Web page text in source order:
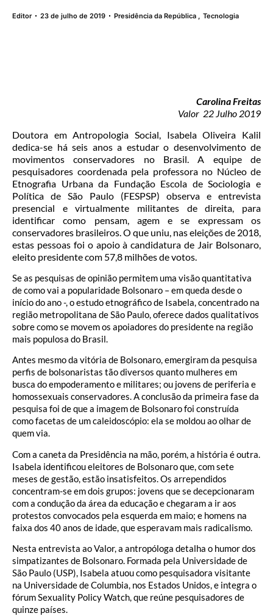
Editor 23 de julho de 2019 Presidência da República ,Tecnologia
Carolina Freitas
Valor 22 Julho 2019
Doutora em Antropologia Social, Isabela Oliveira Kalil
dedica-se há seis anos a estudar o desenvolvimento de
movimentos conservadores no Brasil. A equipe de
pesquisadores coordenada pela professora no Núcleo de
Etnografia Urbana da Fundação Escola de Sociologia e
Política de São Paulo (FESPSP) observa e entrevista
presencial e virtualmente militantes de direita, para
identificar como pensam, agem e se expressam os
conservadores brasileiros. O que uniu, nas eleições de 2018,
estas pessoas foi o apoio à candidatura de Jair Bolsonaro,
eleito presidente com 57,8 milhões de votos.
Se as pesquisas de opinião permitem uma visão quantitativa
de como vai a popularidade Bolsonaro – em queda desde o
início do ano -, o estudo etnográfico de Isabela, concentrado na
região metropolitana de São Paulo, oferece dados qualitativos
sobre como se movem os apoiadores do presidente na região
mais populosa do Brasil.
Antes mesmo da vitória de Bolsonaro, emergiram da pesquisa
perfis de bolsonaristas tão diversos quanto mulheres em
busca do empoderamento e militares; ou jovens de periferia e
homossexuais conservadores. A conclusão da primeira fase da
pesquisa foi de que a imagem de Bolsonaro foi construída
como facetas de um caleidoscópio: ela se moldou ao olhar de
quem via.
Com a caneta da Presidência na mão, porém, a história é outra.
Isabela identificou eleitores de Bolsonaro que, com sete
meses de gestão, estão insatisfeitos. Os arrependidos
concentram-se em dois grupos: jovens que se decepcionaram
com a condução da área da educação e chegaram a ir aos
protestos convocados pela esquerda em maio; e homens na
faixa dos 40 anos de idade, que esperavam mais radicalismo.
Nesta entrevista ao Valor, a antropóloga detalha o humor dos
simpatizantes de Bolsonaro. Formada pela Universidade de
São Paulo (USP), Isabela atuou como pesquisadora visitante
na Universidade de Columbia, nos Estados Unidos, e integra o
fórum Sexuality Policy Watch, que reúne pesquisadores de
quinze países.